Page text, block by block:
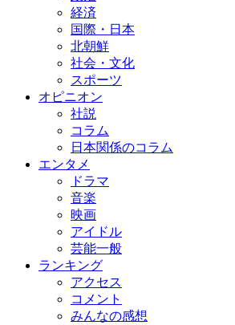
経済
国際・日本
北朝鮮
社会・文化
スポーツ
オピニオン
社説
コラム
日本関係のコラム
エンタメ
ドラマ
音楽
映画
アイドル
芸能一般
ランキング
アクセス
コメント
みんなの感想